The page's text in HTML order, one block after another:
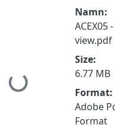
Hämtar...
Namn:
ACEX05
view.pdf
Size:
6.77 MB
Format:
Adobe
Format